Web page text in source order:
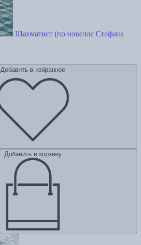
Шахматист (по новелле Стефана
Добавить в избранное
Добавить в корзину